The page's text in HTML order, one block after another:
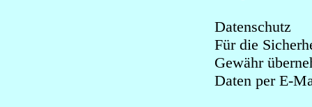
Datenschutz
Für die
Gewähr
Daten per E-